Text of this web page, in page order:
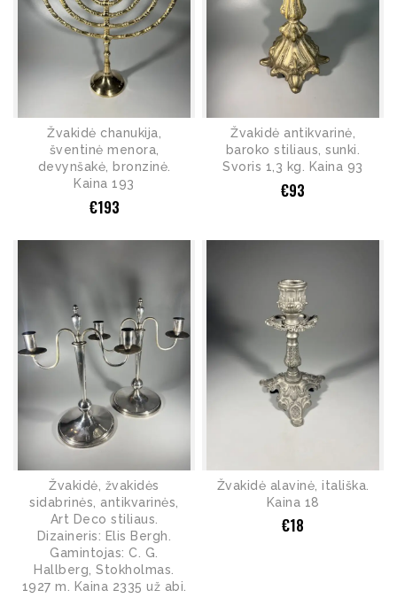
Žvakidė chanukija,
šventinė menora,
devynšakė, bronzinė.
Kaina 193
€193
Žvakidė antikvarinė,
baroko stiliaus, sunki.
Svoris 1,3 kg. Kaina 93
€93
Žvakidė, žvakidės
sidabrinės, antikvarinės,
Art Deco stiliaus.
Dizaineris: Elis Bergh.
Gamintojas: C. G.
Hallberg, Stokholmas.
1927 m. Kaina 2335 už abi.
Žvakidė alavinė, itališka.
Kaina 18
€18